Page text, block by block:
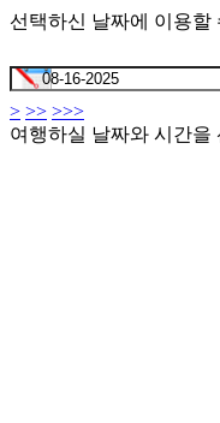
선택하신 날짜에 이용할
> >> >>>
여행하실 날짜와 시간을